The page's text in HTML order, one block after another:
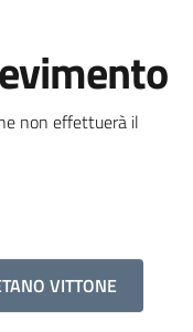
non effettuerà il
VITTONE